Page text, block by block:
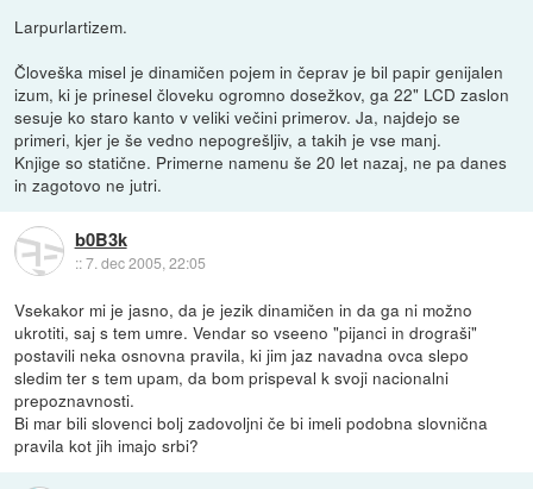
Larpurlartizem.
Človeška misel je dinamičen pojem in čeprav je bil papir genijalen
izum, ki je prinesel človeku ogromno dosežkov, ga 22" LCD zaslon
sesuje ko staro kanto v veliki večini primerov. Ja, najdejo se
primeri, kjer je še vedno nepogrešljiv, a takih je vse manj.
Knjige so statične. Primerne namenu še 20 let nazaj, ne pa danes
in zagotovo ne jutri.
b0B3k
::7. dec 2005, 22:05
Vsekakor mi je jasno, da je jezik dinamičen in da ga ni možno
ukrotiti, saj s tem umre. Vendar so vseeno "pijanci in drograši"
postavili neka osnovna pravila, ki jim jaz navadna ovca slepo
sledim ter s tem upam, da bom prispeval k svoji nacionalni
prepoznavnosti.
Bi mar bili slovenci bolj zadovoljni če bi imeli podobna slovnična
pravila kot jih imajo srbi?